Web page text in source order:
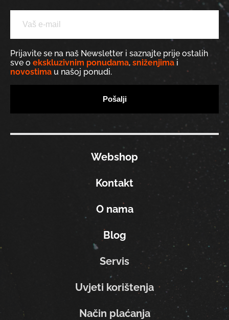
Prijavite se na naš Newsletter i saznajte prije ostalih
sve o ekskluzivnim ponudama, sniženjima i
novostima u našoj ponudi.
Webshop
Kontakt
O nama
Blog
Servis
Uvjeti korištenja
Način plaćanja